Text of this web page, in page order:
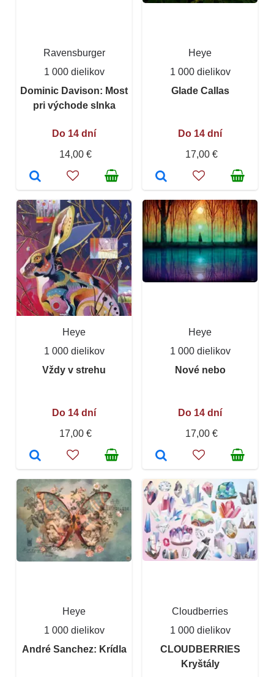
Ravensburger
1 000 dielikov
Dominic Davison: Most
pri východe slnka
Do 14 dní
14,00 €
Heye
1 000 dielikov
Glade Callas
Do 14 dní
17,00 €
Heye
1 000 dielikov
Vždy v strehu
Do 14 dní
17,00 €
Heye
1 000 dielikov
Nové nebo
Do 14 dní
17,00 €
Heye
1 000 dielikov
André Sanchez: Krídla
Cloudberries
1 000 dielikov
CLOUDBERRIES
Kryštály